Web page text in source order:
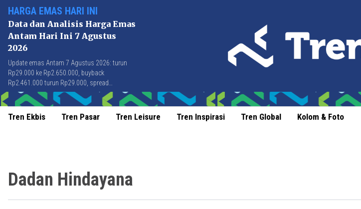
HARGA EMAS HARI INI
Data dan Analisis Harga Emas
Antam Hari Ini 7 Agustus
2026
Update emas Antam 7 Agustus 2026: turun
Rp29.000 ke Rp2.650.000, buyback
Rp2.461.000 turun Rp29.000, spread
Rp189.000 stabil di level terbaik sejak April
2026.
Tren Ekbis Tren Pasar Tren Leisure Tren Inspirasi Tren Global Kolom & Foto
Dadan Hindayana